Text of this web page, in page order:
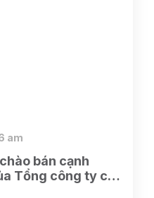
bán cạnh
Tổng công ty cổ
am